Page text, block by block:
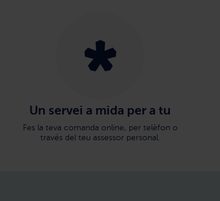
Un servei a mida per a tu
Fes la teva comanda online, per telèfon o
través del teu assessor personal.